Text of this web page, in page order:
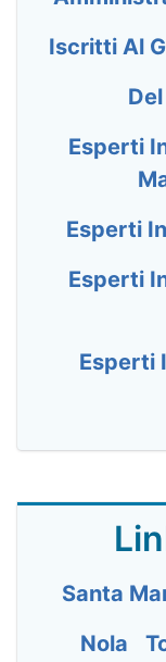
Iscritti Al
Esperti
Esperti
Esperti
Esperti
Santa
Nola